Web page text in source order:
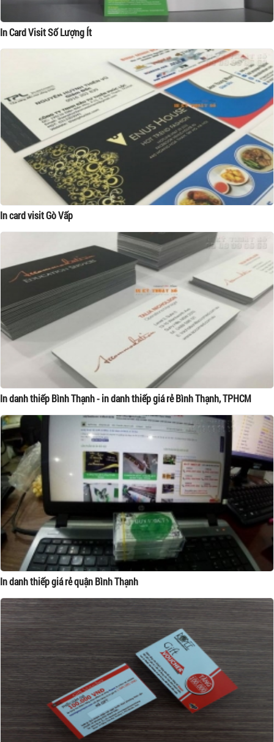
In Card Visit Số Lượng Ít
In card visit Gò Vấp
In danh thiếp Bình Thạnh - in danh thiếp giá rẻ Bình Thạnh, TPHCM
In danh thiếp giá rẻ quận Bình Thạnh